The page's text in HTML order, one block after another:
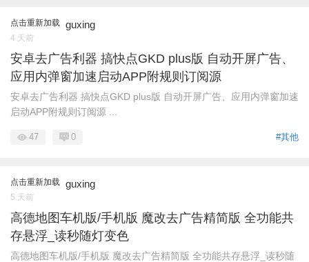
点击重新加载 guxing
4 天前
安卓去广告利器 搞快点GKD plus版 自动开屏广告、
应用内弹窗加速启动APP附规则订阅源
安卓去广告利器 搞快点GKD plus版 自动开屏广告、应用内弹窗加速
启动APP附规则订阅源 ...
#其他
47 0
点击重新加载 guxing
5 天前
高德地图车机版/手机版 魔改去广告精简版 全功能共
存悬浮_读秒随灯变色
高德地图车机版/手机版 魔改去广告精简版 全功能共存悬浮_读秒随